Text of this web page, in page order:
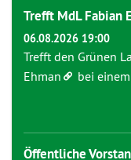
Trefft MdL Fabian
06.08.2026 19:00
Trefft den Grünen
Ehman
bei
Öffentliche